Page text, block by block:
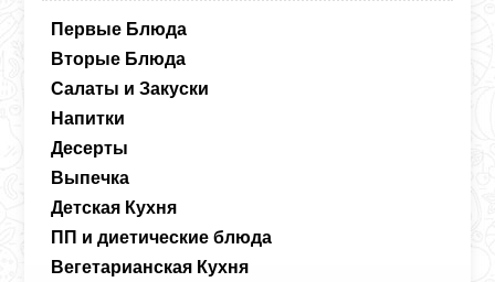
Первые Блюда
Вторые Блюда
Салаты и Закуски
Напитки
Десерты
Выпечка
Детская Кухня
ПП и диетические блюда
Вегетарианская Кухня